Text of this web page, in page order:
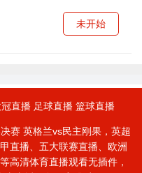
未开始
直播 足球直播 篮球直播
赛 英格兰vs民主刚果，英超
直播、五大联赛直播、欧洲
高清体育直播观看无插件，